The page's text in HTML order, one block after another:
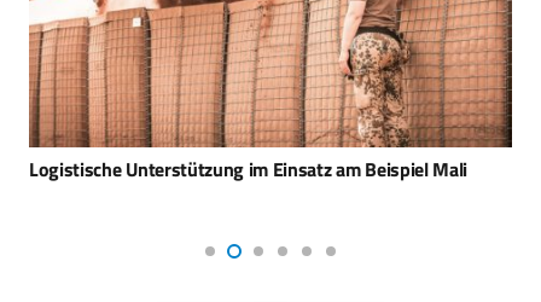
Logistische Unterstützung im Einsatz am Beispiel Mali